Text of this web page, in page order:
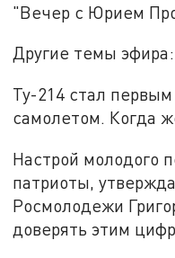
"Вечер с Юрием
Другие темы эфира:
Ту-214 стал
самолетом. Когда
Настрой молодого
патриоты,
Росмолодежи
доверять этим